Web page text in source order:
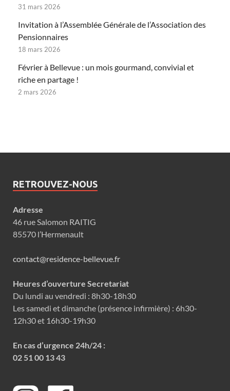
31 mars 2026
Invitation à l’Assemblée Générale de l’Association des
Pensionnaires
18 mars 2026
Février à Bellevue : un mois gourmand, convivial et
riche en partage !
2 mars 2026
RETROUVEZ-NOUS
Adresse
46 rue Salomon RAITIG
85570 l’Hermenault
contact@residence-bellevue.fr
Heures d’ouverture Secretariat
Du lundi au vendredi : 8h30-18h30
Les samedi et dimanche (présence infirmière) : 6h30-
12h30 et 16h30-19h30
En cas d’urgence 24h/24 :
02 51 00 13 43